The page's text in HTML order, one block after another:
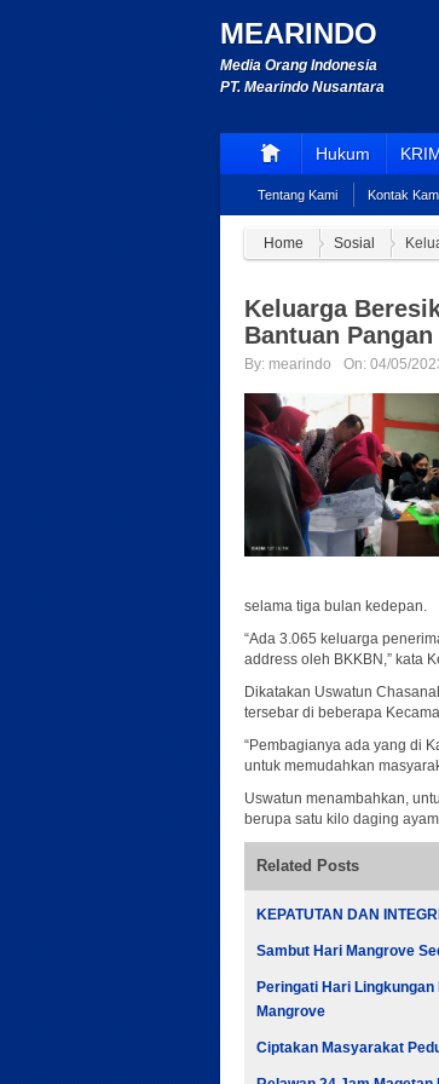
MEARINDO
Media Orang Indonesia
PT. Mearindo Nusantara
Hukum
Tentang Kami Kontak
Home Sosial
Keluarga
Bantuan Pangan
By: mearindo On: 04/05/
selama tiga bulan kedepan.
“Ada 3.065 keluarga
address oleh BKKBN,” kata
Dikatakan Uswatun
tersebar di beberapa
“Pembagianya ada yang di
untuk memudahkan
Uswatun menambahkan,
berupa satu kilo daging
Related Posts
KEPATUTAN DAN
Sambut Hari Mangrove
Peringati Hari Lingkungan
Mangrove
Ciptakan Masyarakat